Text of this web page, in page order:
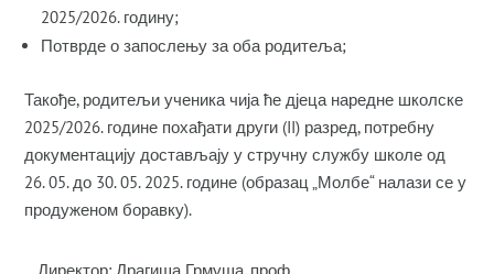
2025/2026. годину;
Потврде о запослењу за оба родитеља;
Такође, родитељи ученика чија ће дјеца наредне школске
2025/2026. године похађати други (II) разред, потребну
документацију достављају у стручну службу школе од
26. 05. до 30. 05. 2025. године (образац „Молбе“ налази се у
продуженом боравку).